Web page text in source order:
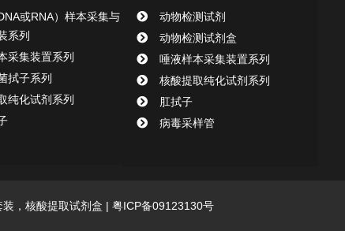
或RNA）样本采集与
系列
采集装置系列
拭子系列
纯化试剂系列
动物检测试剂
动物检测试剂盒
唾液样本采集装置系列
核酸提取纯化试剂系列
肛拭子
病毒采样管
，核酸提取试剂盒 | 粤ICP备09123130号